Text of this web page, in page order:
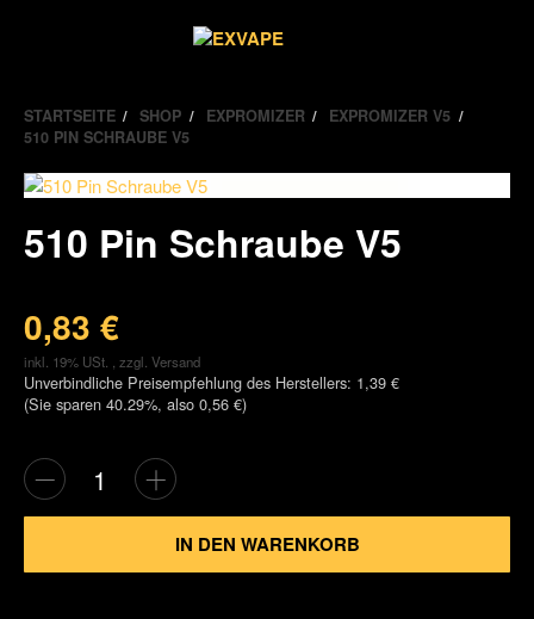
Kategorien
STARTSEITE SHOP EXPROMIZER
EXPROMIZER V5
510 PIN SCHRAUBE V5
510 Pin Schraube V5
0,83 €
inkl. 19% USt. , zzgl. Versand
Unverbindliche Preisempfehlung des Herstellers: 1,39 €
(Sie sparen 40.29%, also 0,56 €)
IN DEN WARENKORB